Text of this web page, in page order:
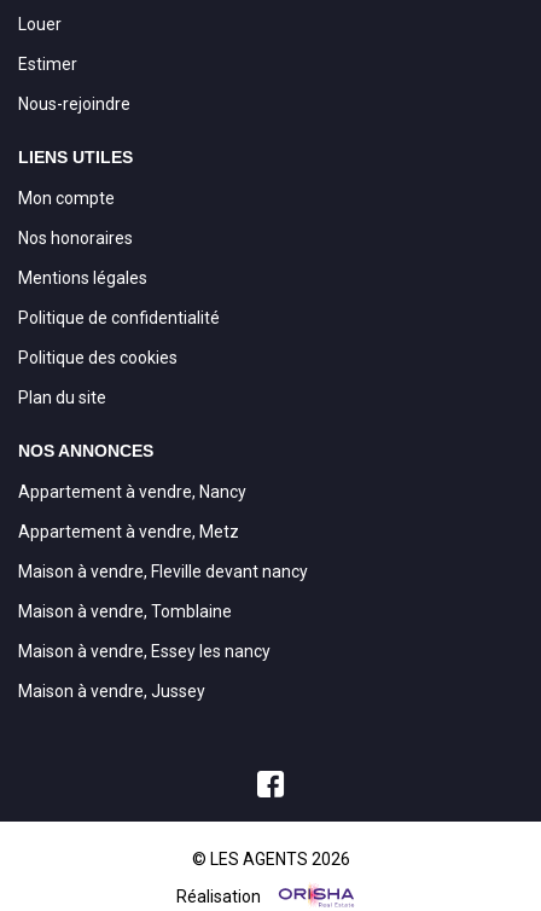
Louer
Estimer
Nous-rejoindre
LIENS UTILES
Mon compte
Nos honoraires
Mentions légales
Politique de confidentialité
Politique des cookies
Plan du site
NOS ANNONCES
Appartement à vendre, Nancy
Appartement à vendre, Metz
Maison à vendre, Fleville devant nancy
Maison à vendre, Tomblaine
Maison à vendre, Essey les nancy
Maison à vendre, Jussey
© LES AGENTS 2026
Réalisation